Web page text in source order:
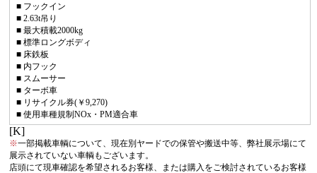
■ フックイン
■ 2.63t吊り
■ 最大積載2000kg
■ 標準ロングボディ
■ 床鉄板
■ 内フック
■ スムーサー
■ ターボ車
■ リサイクル券(￥9,270)
■ 使用車種規制NOx・PM適合車
[K]
※一部掲載車輌について、現在別ヤードでの保管や搬送中等、弊社展示場にて
展示されていない車輌もございます。
店頭にて現車確認を希望されるお客様、または購入をご検討されているお客様